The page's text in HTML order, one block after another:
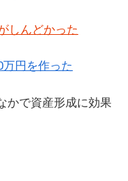
しんどかった
万円を作った
かで資産形成に効果